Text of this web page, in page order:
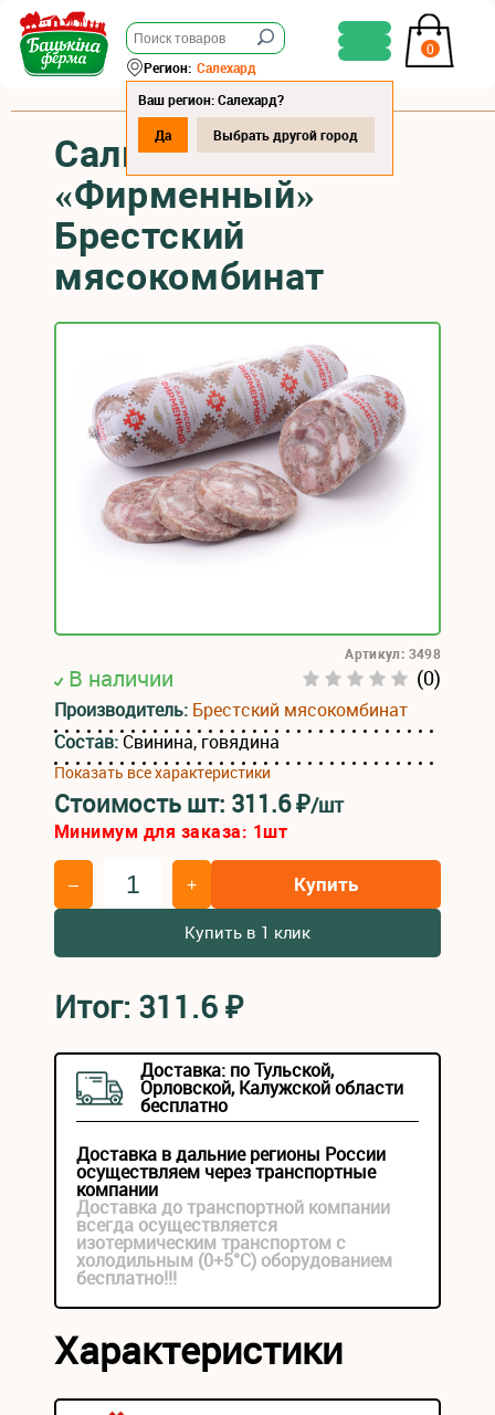
0
Регион: Салехард
Ваш регион: Салехард?
Да
Выбрать другой город
Сальтисон
«Фирменный»
Брестский
мясокомбинат
В наличии (0)
Артикул: 3498
Производитель: Брестский мясокомбинат
Состав: Свинина, говядина
Показать все характеристики
Стоимость шт: 311.6₽/шт
Минимум для заказа: 1шт
– + Купить
Купить в 1 клик
Итог: 311.6₽
Доставка: по Тульской,
Орловской, Калужской области
бесплатно
Доставка в дальние регионы России
осуществляем через транспортные
компании
Доставка до транспортной компании
всегда осуществляется
изотермическим транспортом с
холодильным (0+5°С) оборудованием
бесплатно!!!
Характеристики